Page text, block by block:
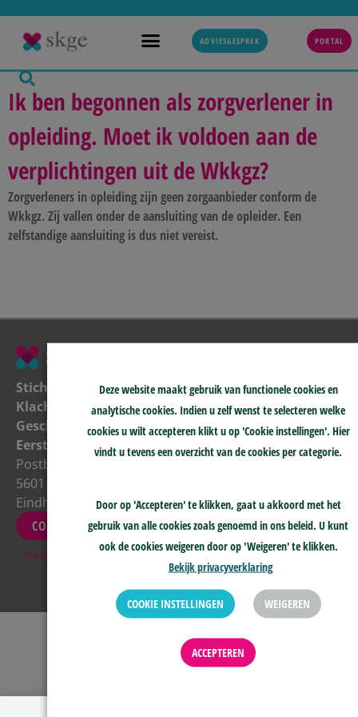
ADVIESGESPREK PORTAL
Ik ben begonnen als zorgverlener in
opleiding. Moet ik voldoen aan de
verplichtingen uit de Wkkgz?
Zorgverleners in opleiding zijn geen zorgaanbieder conform de
Wkkgz. Zij vallen onder de aansluiting van de opleider. Een
zelfstandige aansluiting is dus niet vereist.
Stichting
Klachten &
Geschillen
Eerstelijnszorg
Postbus 8018
5601 KA
Eindhoven
CONTACT
Wij zijn
telefonisch
bereikbaar
maandag tot
en met
tussen 10:00-
15:00
>
Geschillenprocedure
>
NIEUWSBRIEF
Privacy Disclaimer
Deze website maakt gebruik van functionele cookies en
analytische cookies. Indien u zelf wenst te selecteren welke
cookies u wilt accepteren klikt u op 'Cookie instellingen'. Hier
vindt u tevens een overzicht van de cookies per categorie.
Door op 'Accepteren' te klikken, gaat u akkoord met het
gebruik van alle cookies zoals genoemd in ons beleid. U kunt
ook de cookies weigeren door op 'Weigeren' te klikken.
Bekijk privacyverklaring
COOKIE INSTELLINGEN WEIGEREN
ACCEPTEREN